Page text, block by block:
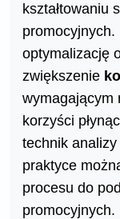
kształtowaniu
optymalizację
zwiększenie
wymagającym
korzyści
technik
praktyce
procesu do
promocyjnych.